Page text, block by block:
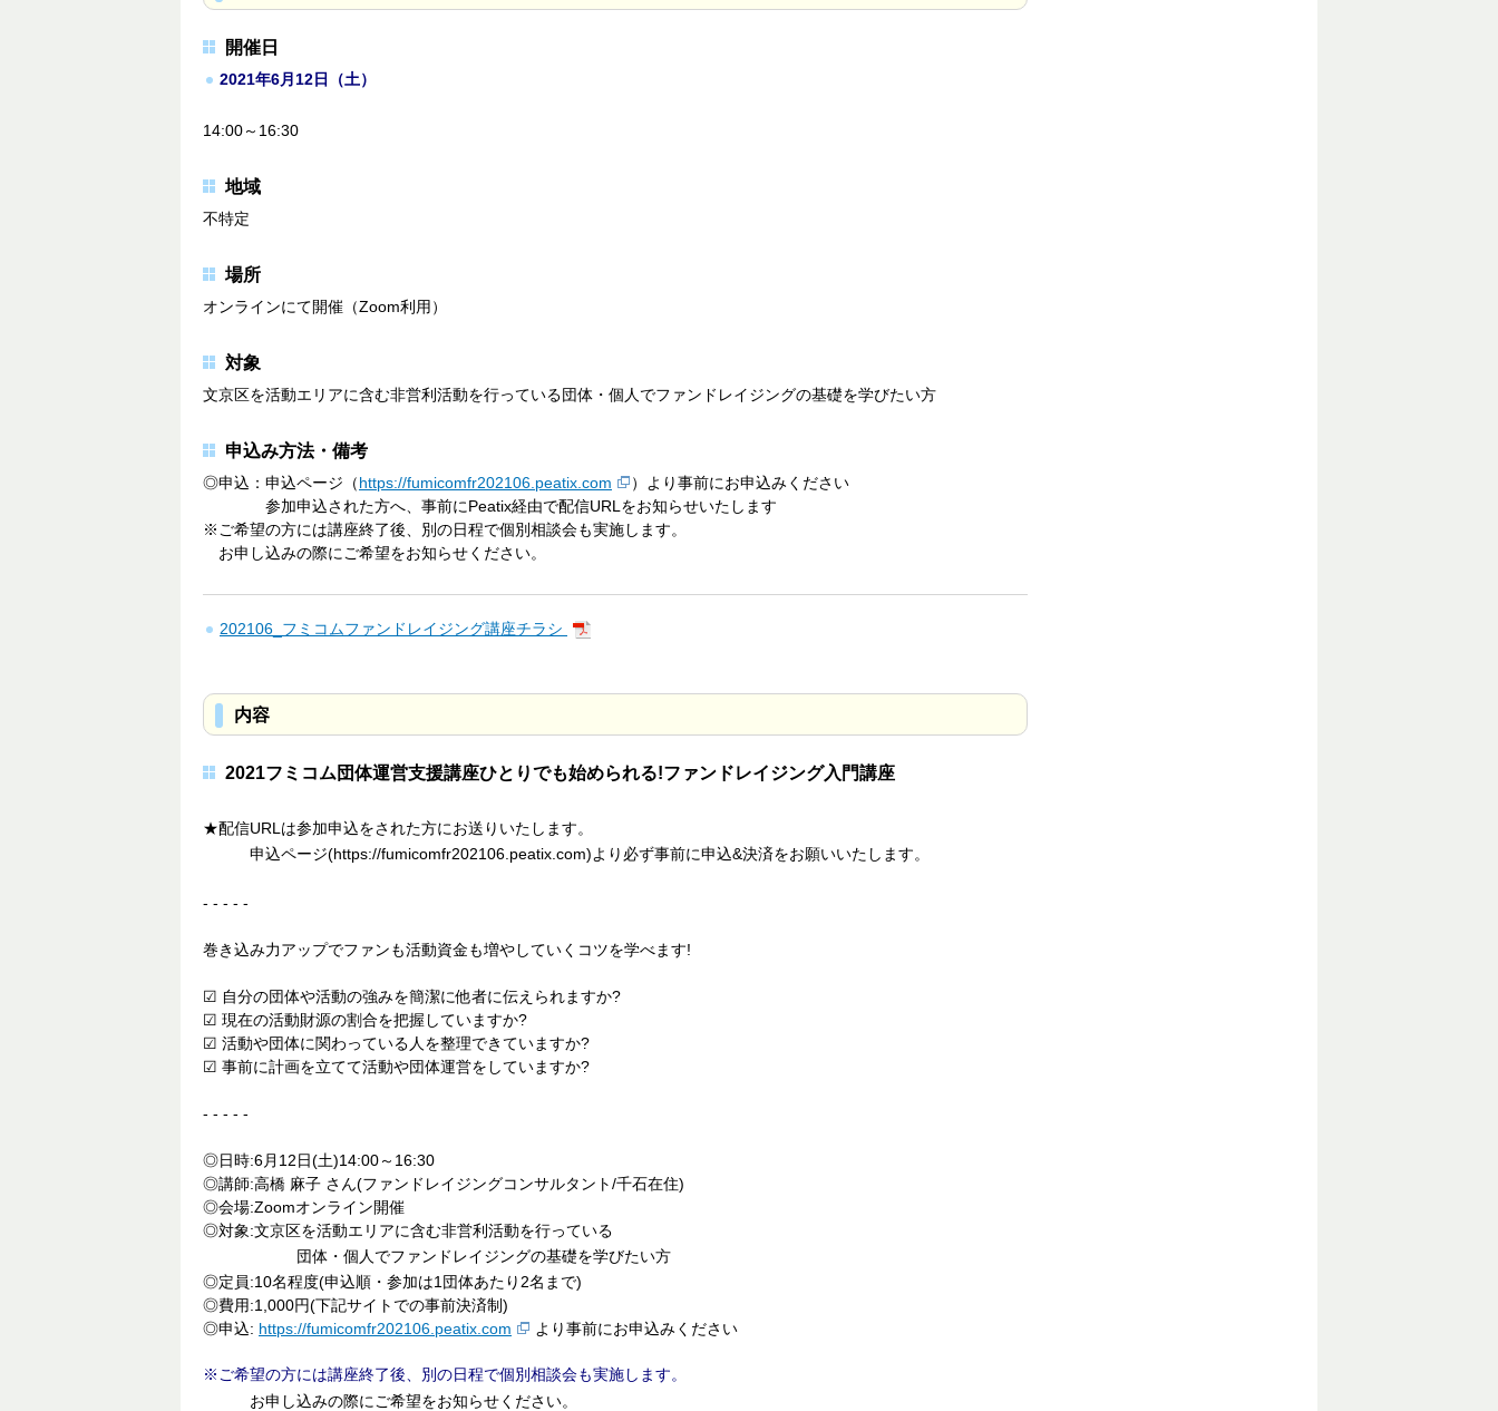
開催日
2021年6月12日（土）
14:00～16:30
地域
不特定
場所
オンラインにて開催（Zoom利用）
対象
文京区を活動エリアに含む非営利活動を行っている団体・個人でファンドレイジングの基礎を学びたい方
申込み方法・備考
◎申込：申込ページ（https://fumicomfr202106.peatix.com
）より事前にお申込みください
参加申込された方へ、事前にPeatix経由で配信URLをお知らせいたします
※ご希望の方には講座終了後、別の日程で個別相談会も実施します。
お申し込みの際にご希望をお知らせください。
202106_フミコムファンドレイジング講座チラシ
内容
2021フミコム団体運営支援講座ひとりでも始められる!ファンドレイジング入門講座
★配信URLは参加申込をされた方にお送りいたします。
申込ページ(https://fumicomfr202106.peatix.com)より必ず事前に申込&決済をお願いいたします。
- - - - -
巻き込み力アップでファンも活動資金も増やしていくコツを学べます!
☑ 自分の団体や活動の強みを簡潔に他者に伝えられますか?
☑ 現在の活動財源の割合を把握していますか?
☑ 活動や団体に関わっている人を整理できていますか?
☑ 事前に計画を立てて活動や団体運営をしていますか?
- - - - -
◎日時:6月12日(土)14:00～16:30
◎講師:高橋 麻子 さん(ファンドレイジングコンサルタント/千石在住)
◎会場:Zoomオンライン開催
◎対象:文京区を活動エリアに含む非営利活動を行っている
団体・個人でファンドレイジングの基礎を学びたい方
◎定員:10名程度(申込順・参加は1団体あたり2名まで)
◎費用:1,000円(下記サイトでの事前決済制)
◎申込: https://fumicomfr202106.peatix.com より事前にお申込みください
ご希望の方には講座終了後、別の日程で個別相談会も実施します。
お申し込みの際にご希望をお知らせください。